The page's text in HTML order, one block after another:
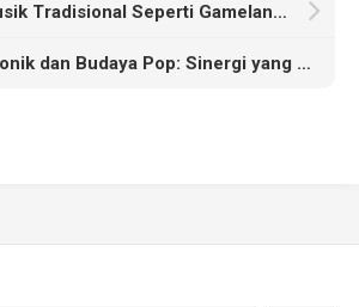
Kenapa Alat Musik Tradisional Seperti Gamelan Penting bagi Budaya Kita
Musik Elektronik dan Budaya Pop: Sinergi yang Mengubah Industri Musik